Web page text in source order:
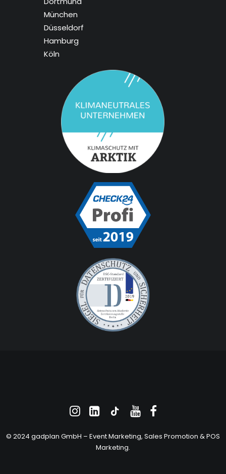
München
Düsseldorf
Hamburg
Köln
© 2024 gadplan GmbH – Event Marketing, Sales Promotion &POS
Marketing.